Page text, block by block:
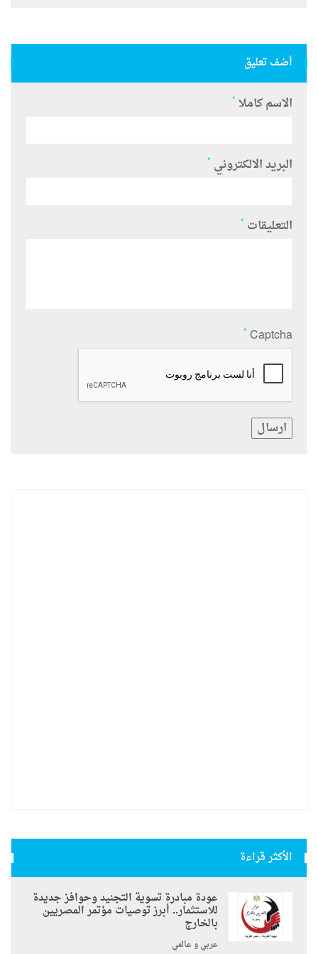
أضف تعليق
الاسم كاملا *
البريد الالكتروني *
التعليقات *
Captcha
*
ارسال
الأكثر قراءة
عودة مبادرة تسوية التجنيد وحوافز جديدة
للاستثمار.. أبرز توصيات مؤتمر المصريين
بالخارج
عربي و عالمي